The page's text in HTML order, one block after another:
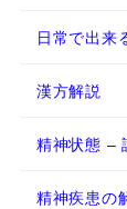
日常で出来
漢方解説
精神状態 –
精神疾患の